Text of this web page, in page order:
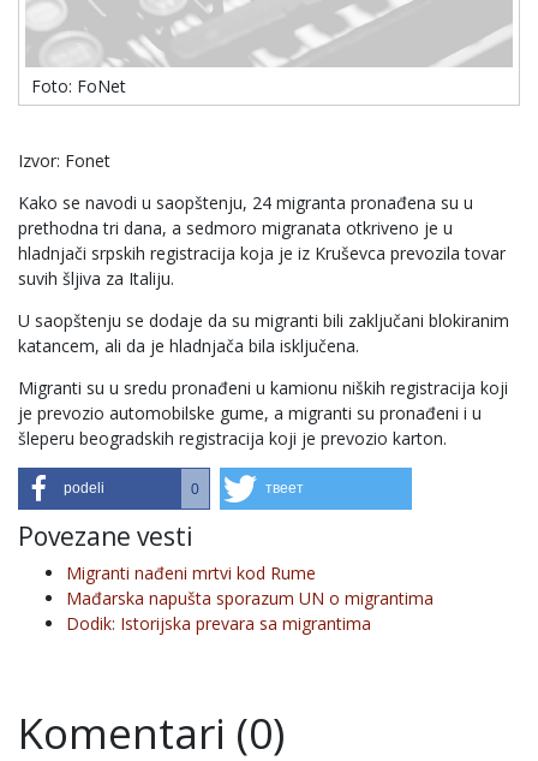
Foto: FoNet
Izvor: Fonet
Kako se navodi u saopštenju, 24 migranta pronađena su u
prethodna tri dana, a sedmoro migranata otkriveno je u
hladnjači srpskih registracija koja je iz Kruševca prevozila tovar
suvih šljiva za Italiju.
U saopštenju se dodaje da su migranti bili zaključani blokiranim
katancem, ali da je hladnjača bila isključena.
Migranti su u sredu pronađeni u kamionu niških registracija koji
je prevozio automobilske gume, a migranti su pronađeni i u
šleperu beogradskih registracija koji je prevozio karton.
podeli 0 твеет
Povezane vesti
Migranti nađeni mrtvi kod Rume
Mađarska napušta sporazum UN o migrantima
Dodik: Istorijska prevara sa migrantima
Komentari (0)